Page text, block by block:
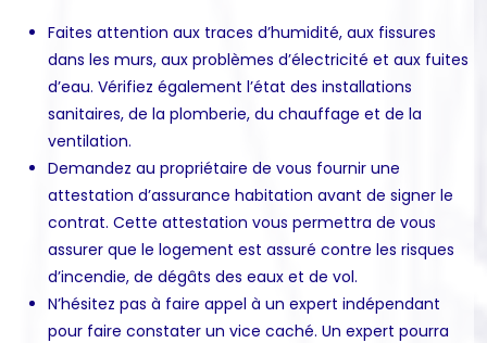
Faites attention aux traces d’humidité, aux fissures
dans les murs, aux problèmes d’électricité et aux fuites
d’eau. Vérifiez également l’état des installations
sanitaires, de la plomberie, du chauffage et de la
ventilation.
Demandez au propriétaire de vous fournir une
attestation d’assurance habitation avant de signer le
contrat. Cette attestation vous permettra de vous
assurer que le logement est assuré contre les risques
d’incendie, de dégâts des eaux et de vol.
N’hésitez pas à faire appel à un expert indépendant
pour faire constater un vice caché. Un expert pourra